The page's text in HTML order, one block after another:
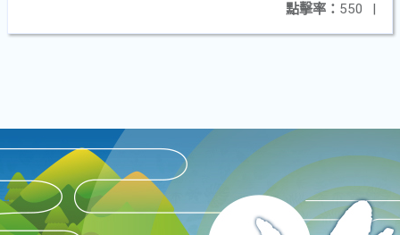
點擊率： 550 |